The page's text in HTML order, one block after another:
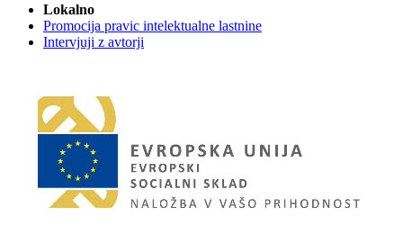
Lokalno
Promocija pravic intelektualne lastnine
Intervjuji z avtorji